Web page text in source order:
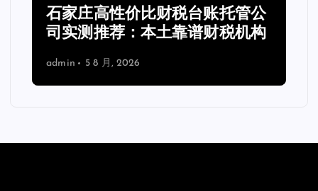
石家庄高性价比财税台账托管公
司实测推荐：本土靠谱财税机构
admin 5 8 月, 2026